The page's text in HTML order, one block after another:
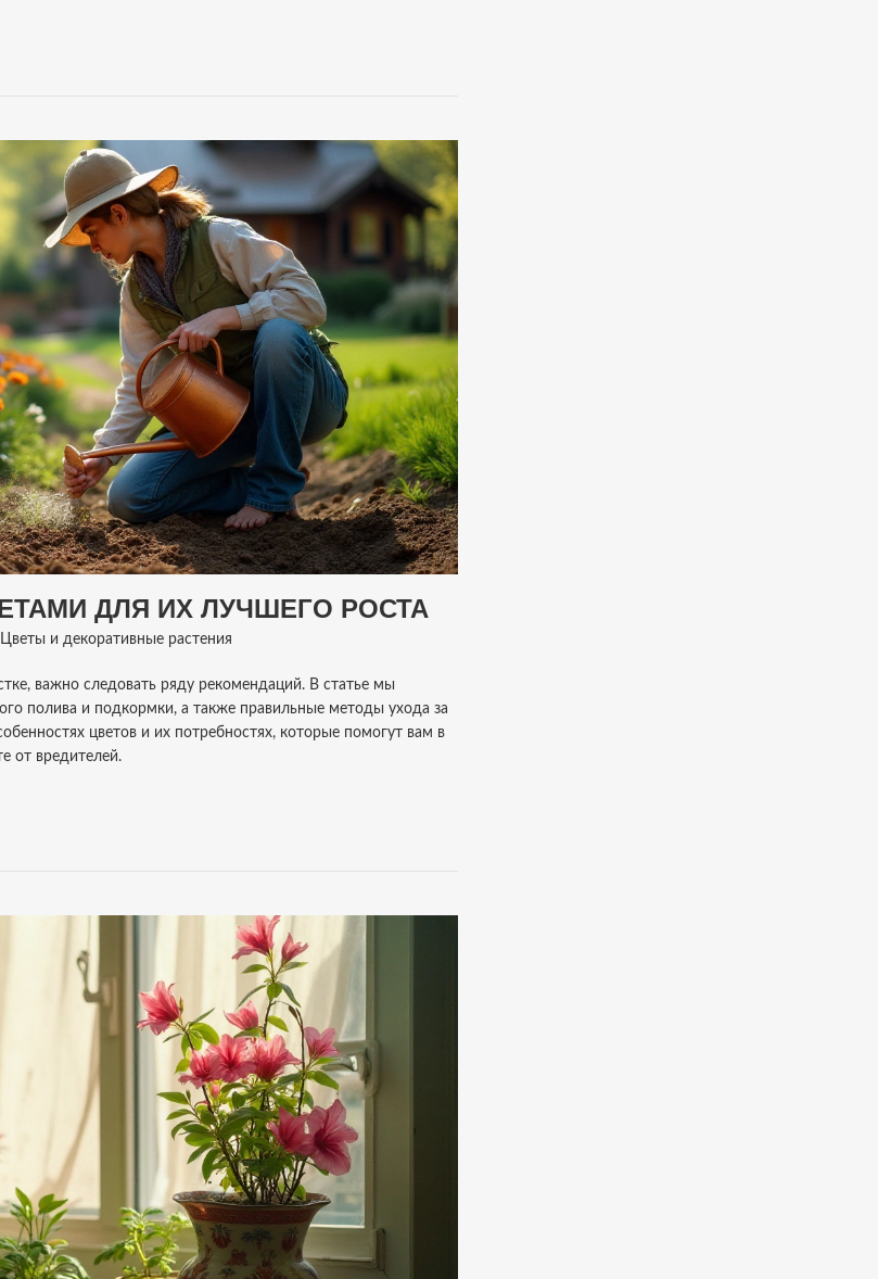
ДЛЯ ИХ ЛУЧШЕГО РОСТА
Цветы и декоративные растения
важно следовать ряду рекомендаций. В статье мы
полива и подкормки, а также правильные методы ухода за
цветов и их потребностях, которые помогут вам в
от вредителей.